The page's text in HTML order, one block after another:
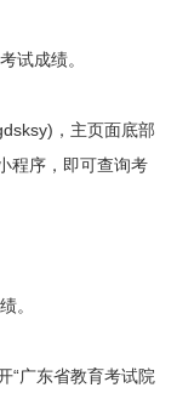
试成绩。
，主页面底部
程序，即可查询考
。
广东省教育考试院